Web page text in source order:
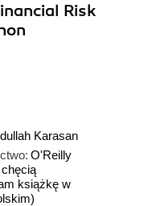
Risk
Karasan
O'Reilly
książkę w